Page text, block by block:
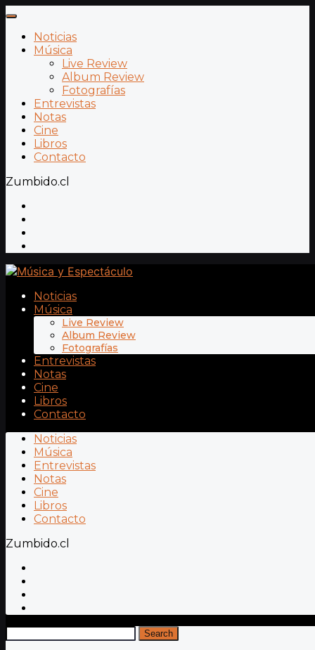
Noticias
Música
Live Review
Album Review
Fotografías
Entrevistas
Notas
Cine
Libros
Contacto
Zumbido.cl
Noticias
Música
Live Review
Album Review
Fotografías
Entrevistas
Notas
Cine
Libros
Contacto
Noticias
Música
Entrevistas
Notas
Cine
Libros
Contacto
Zumbido.cl
Search